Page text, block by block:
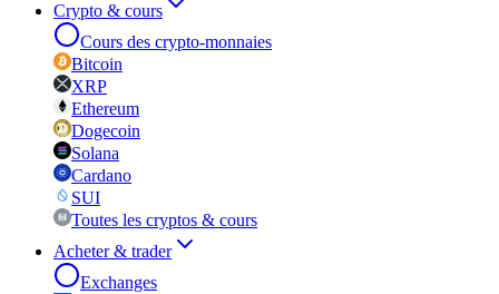
Crypto & cours
Cours des crypto-monnaies
Bitcoin
XRP
Ethereum
Dogecoin
Solana
Cardano
SUI
Toutes les cryptos & cours
Acheter & trader
Exchanges